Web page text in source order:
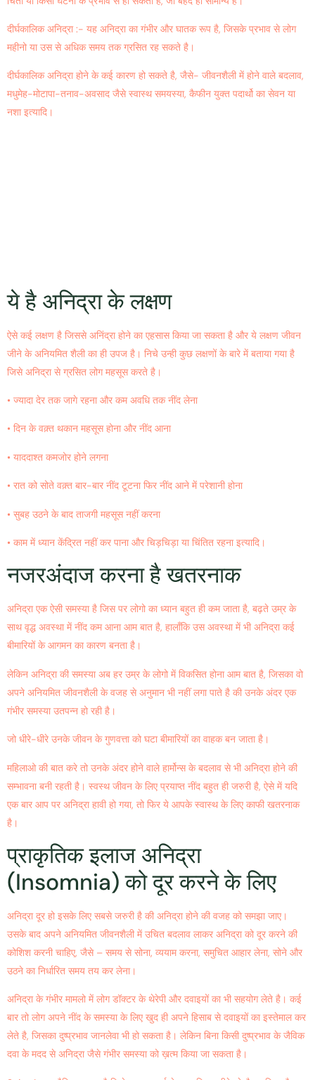
दीर्घकालिक अनिद्रा :- यह अनिद्रा का गंभीर और घातक रूप है, जिसके प्रभाव से लोग
महीनो या उस से अधिक समय तक ग्रसित रह सकते है।
दीर्घकालिक अनिद्रा होने के कई कारण हो सकते है, जैसे- जीवनशैली में होने वाले बदलाव,
मधुमेह-मोटापा-तनाव-अवसाद जैसे स्वास्थ समयस्या, कैफीन युक्त पदार्थो का सेवन या
नशा इत्यादि।
ये है अनिद्रा केलक्षण
ऐसे कई लक्षण है जिससे अनिंद्रा होने का एहसास किया जा सकता है और ये लक्षण जीवन
जीने के अनियमित शैली का ही उपज है। निचे उन्ही कुछ लक्षणों के बारे में बताया गया है
जिसे अनिद्रा से ग्रसित लोग महसूस करते है।
• ज्यादा देर तक जागे रहना और कम अवधि तक नींद लेना
• दिन के वक़्त थकान महसूस होना और नींद आना
• याददाश्त कमजोर होने लगना
• रात को सोते वक़्त बार-बार नींद टूटना फिर नींद आने में परेशानी होना
• सुबह उठने के बाद ताजगी महसूस नहीं करना
• काम में ध्यान केंद्रित नहीं कर पाना और चिड़चिड़ा या चिंतित रहना इत्यादि।
नजरअंदाज करना है खतरनाक
अनिद्रा एक ऐसी समस्या है जिस पर लोगो का ध्यान बहुत ही कम जाता है, बढ़ते उम्र के
साथ वृद्ध अवस्था में नींद कम आना आम बात है, हालाँकि उस अवस्था में भी अनिद्रा कई
बीमारियों के आगमन का कारण बनता है।
लेकिन अनिद्रा की समस्या अब हर उम्र के लोगो में विकसित होना आम बात है, जिसका वो
अपने अनियमित जीवनशैली के वजह से अनुमान भी नहीं लगा पाते है की उनके अंदर एक
गंभीर समस्या उतपन्न हो रही है।
जो धीरे-धीरे उनके जीवन के गुणवत्ता को घटा बीमारियों का वाहक बन जाता है।
महिलाओ की बात करे तो उनके अंदर होने वाले हार्मोन्स के बदलाव से भी अनिद्रा होने की
सम्भावना बनी रहती है। स्वस्थ जीवन के लिए प्रयाप्त नींद बहुत ही जरुरी है, ऐसे में यदि
एक बार आप पर अनिद्रा हावी हो गया, तो फिर ये आपके स्वास्थ के लिए काफी खतरनाक
है।
प्राकृतिक इलाज अनिद्रा
(Insomnia) को दूर करने के लिए
अनिद्रा दूर हो इसके लिए सबसे जरुरी है की अनिद्रा होने की वजह को समझा जाए।
उसके बाद अपने अनियमित जीवनशैली में उचित बदलाव लाकर अनिद्रा को दूर करने की
कोशिश करनी चाहिए, जैसे – समय से सोना, व्ययाम करना, समुचित आहार लेना, सोने और
उठने का निर्धारित समय तय कर लेना।
अनिद्रा के गंभीर मामलो में लोग डॉक्टर के थेरेपी और दवाइयों का भी सहयोग लेते है। कई
बार तो लोग अपने नींद के समस्या के लिए खुद ही अपने हिसाब से दवाइयों का इस्तेमाल कर
लेते है, जिसका दुष्प्रभाव जानलेवा भी हो सकता है। लेकिन बिना किसी दुष्प्रभाव के जैविक
दवा के मदद से अनिद्रा जैसे गंभीर समस्या को ख़त्म किया जा सकता है।